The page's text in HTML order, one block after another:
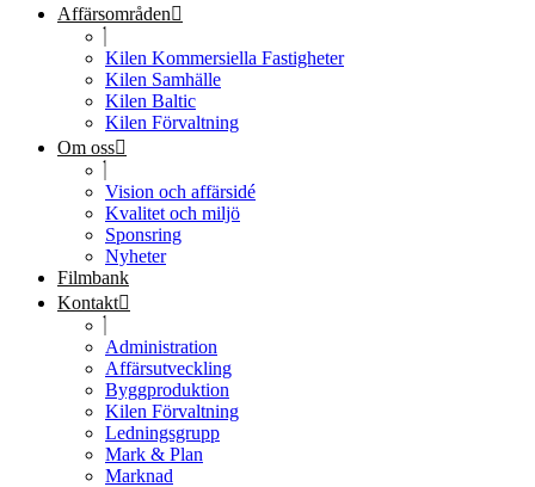
Affärsområden
Kilen Kommersiella Fastigheter
Kilen Samhälle
Kilen Baltic
Kilen Förvaltning
Om oss
Vision och affärsidé
Kvalitet och miljö
Sponsring
Nyheter
Filmbank
Kontakt
Administration
Affärsutveckling
Byggproduktion
Kilen Förvaltning
Ledningsgrupp
Mark & Plan
Marknad